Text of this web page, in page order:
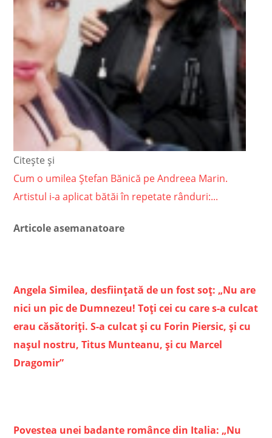
Citește și
Cum o umilea Ștefan Bănică pe Andreea Marin.
Artistul i-a aplicat bătăi în repetate rânduri:...
Articole asemanatoare
Angela Similea, desfiinţată de un fost soț: „Nu are
nici un pic de Dumnezeu! Toţi cei cu care s-a culcat
erau căsătoriţi. S-a culcat şi cu Forin Piersic, şi cu
naşul nostru, Titus Munteanu, şi cu Marcel
Dragomir”
Povestea unei badante românce din Italia: „Nu